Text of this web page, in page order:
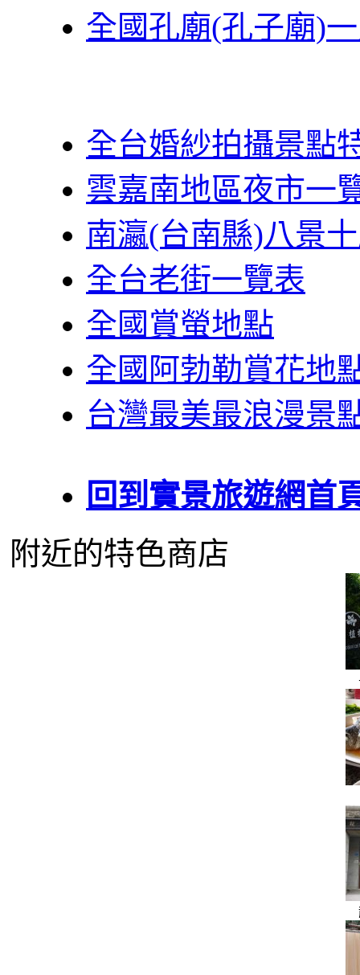
全國孔廟(孔子廟)
全台婚紗拍攝景點
雲嘉南地區夜市一
南瀛(台南縣)八景
全台老街一覽表
全國賞螢地點
全國阿勃勒賞花地
台灣最美最浪漫景
回到實景旅遊網首
附近的特色商店